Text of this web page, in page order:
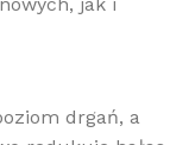
drgań, a